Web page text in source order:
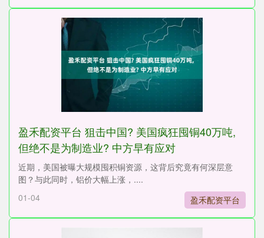
盈禾配资平台 狙击中国? 美国疯狂囤铜40万吨,
但绝不是为制造业? 中方早有应对
近期，美国被曝大规模囤积铜资源，这背后究竟有何深层意
图？与此同时，铝价大幅上涨，....
01-04
盈禾配资平台